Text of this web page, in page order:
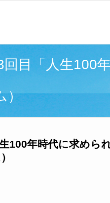
回目「人生
）
100年時代に求めら